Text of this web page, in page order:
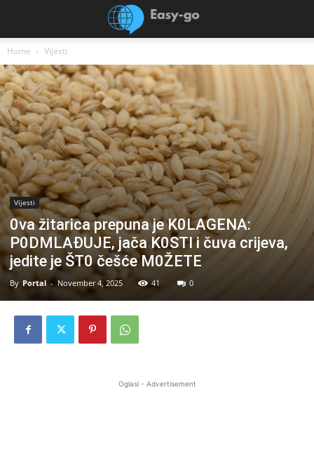
Home Vijesti
Vijesti
0va žitarica prepuna je K0LAGENA:
P0DMLAĐUJE, jača K0STI i čuva crijeva,
jedite je ŠT0 češće M0ŽETE
By Portal - November 4, 2025 41 0
Oglasi - Advertisement